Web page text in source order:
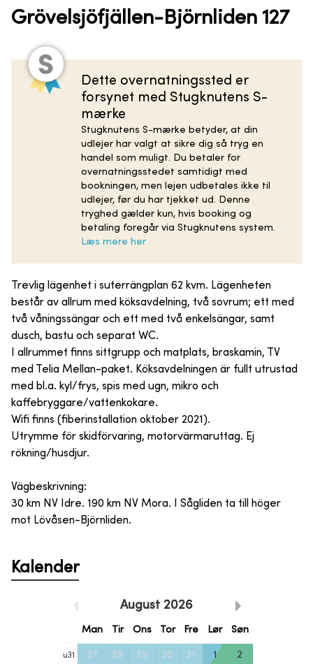
Grövelsjöfjällen-Björnliden 127
Dette overnatningssted er
forsynet med Stugknutens S-
mærke
Stugknutens S-mærke betyder, at din
udlejer har valgt at sikre dig så tryg en
handel som muligt. Du betaler for
overnatningsstedet samtidigt med
bookningen, men lejen udbetales ikke til
udlejer, før du har tjekket ud. Denne
tryghed gælder kun, hvis booking og
betaling foregår via Stugknutens system.
Læs mere her
Trevlig lägenhet i suterrängplan 62 kvm. Lägenheten
består av allrum med köksavdelning, två sovrum; ett med
två våningssängar och ett med två enkelsängar, samt
dusch, bastu och separat WC.
I allrummet finns sittgrupp och matplats, braskamin, TV
med Telia Mellan-paket. Köksavdelningen är fullt utrustad
med bl.a. kyl/frys, spis med ugn, mikro och
kaffebryggare/vattenkokare.
Wifi finns (fiberinstallation oktober 2021).
Utrymme för skidförvaring, motorvärmaruttag. Ej
rökning/husdjur.
Vägbeskrivning:
30 km NV Idre. 190 km NV Mora. I Sågliden ta till höger
mot Lövåsen-Björnliden.
Kalender
August 2026
Man Tir Ons Tor Fre Lør Søn
u31 27 28 29 30 31 1 2